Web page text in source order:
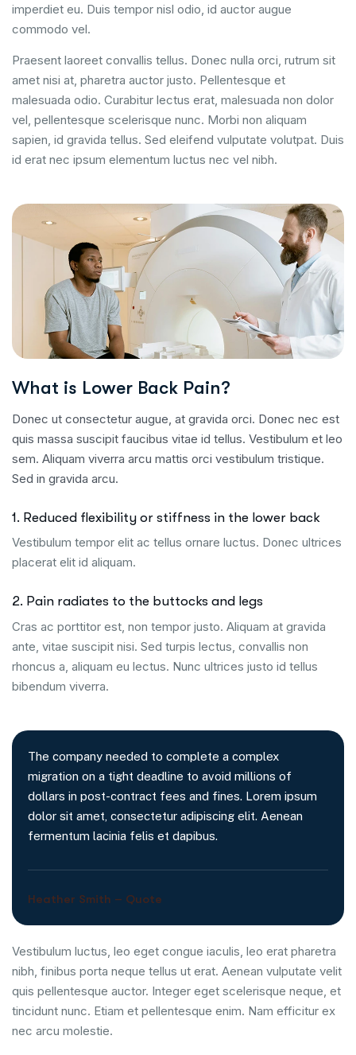
imperdiet eu. Duis tempor nisl odio, id auctor augue
commodo vel.
Praesent laoreet convallis tellus. Donec nulla orci, rutrum sit
amet nisi at, pharetra auctor justo. Pellentesque et
malesuada odio. Curabitur lectus erat, malesuada non dolor
vel, pellentesque scelerisque nunc. Morbi non aliquam
sapien, id gravida tellus. Sed eleifend vulputate volutpat. Duis
id erat nec ipsum elementum luctus nec vel nibh.
What is Lower Back Pain?
Donec ut consectetur augue, at gravida orci. Donec nec est
quis massa suscipit faucibus vitae id tellus. Vestibulum et leo
sem. Aliquam viverra arcu mattis orci vestibulum tristique.
Sed in gravida arcu.
1. Reduced flexibility or stiffness in the lower back
Vestibulum tempor elit ac tellus ornare luctus. Donec ultrices
placerat elit id aliquam.
2. Pain radiates to the buttocks and legs
Cras ac porttitor est, non tempor justo. Aliquam at gravida
ante, vitae suscipit nisi. Sed turpis lectus, convallis non
rhoncus a, aliquam eu lectus. Nunc ultrices justo id tellus
bibendum viverra.
The company needed to complete a complex
migration on a tight deadline to avoid millions of
dollars in post-contract fees and fines. Lorem ipsum
dolor sit amet, consectetur adipiscing elit. Aenean
fermentum lacinia felis et dapibus.
Heather Smith – Quote
Vestibulum luctus, leo eget congue iaculis, leo erat pharetra
nibh, finibus porta neque tellus ut erat. Aenean vulputate velit
quis pellentesque auctor. Integer eget scelerisque neque, et
tincidunt nunc. Etiam et pellentesque enim. Nam efficitur ex
nec arcu molestie.